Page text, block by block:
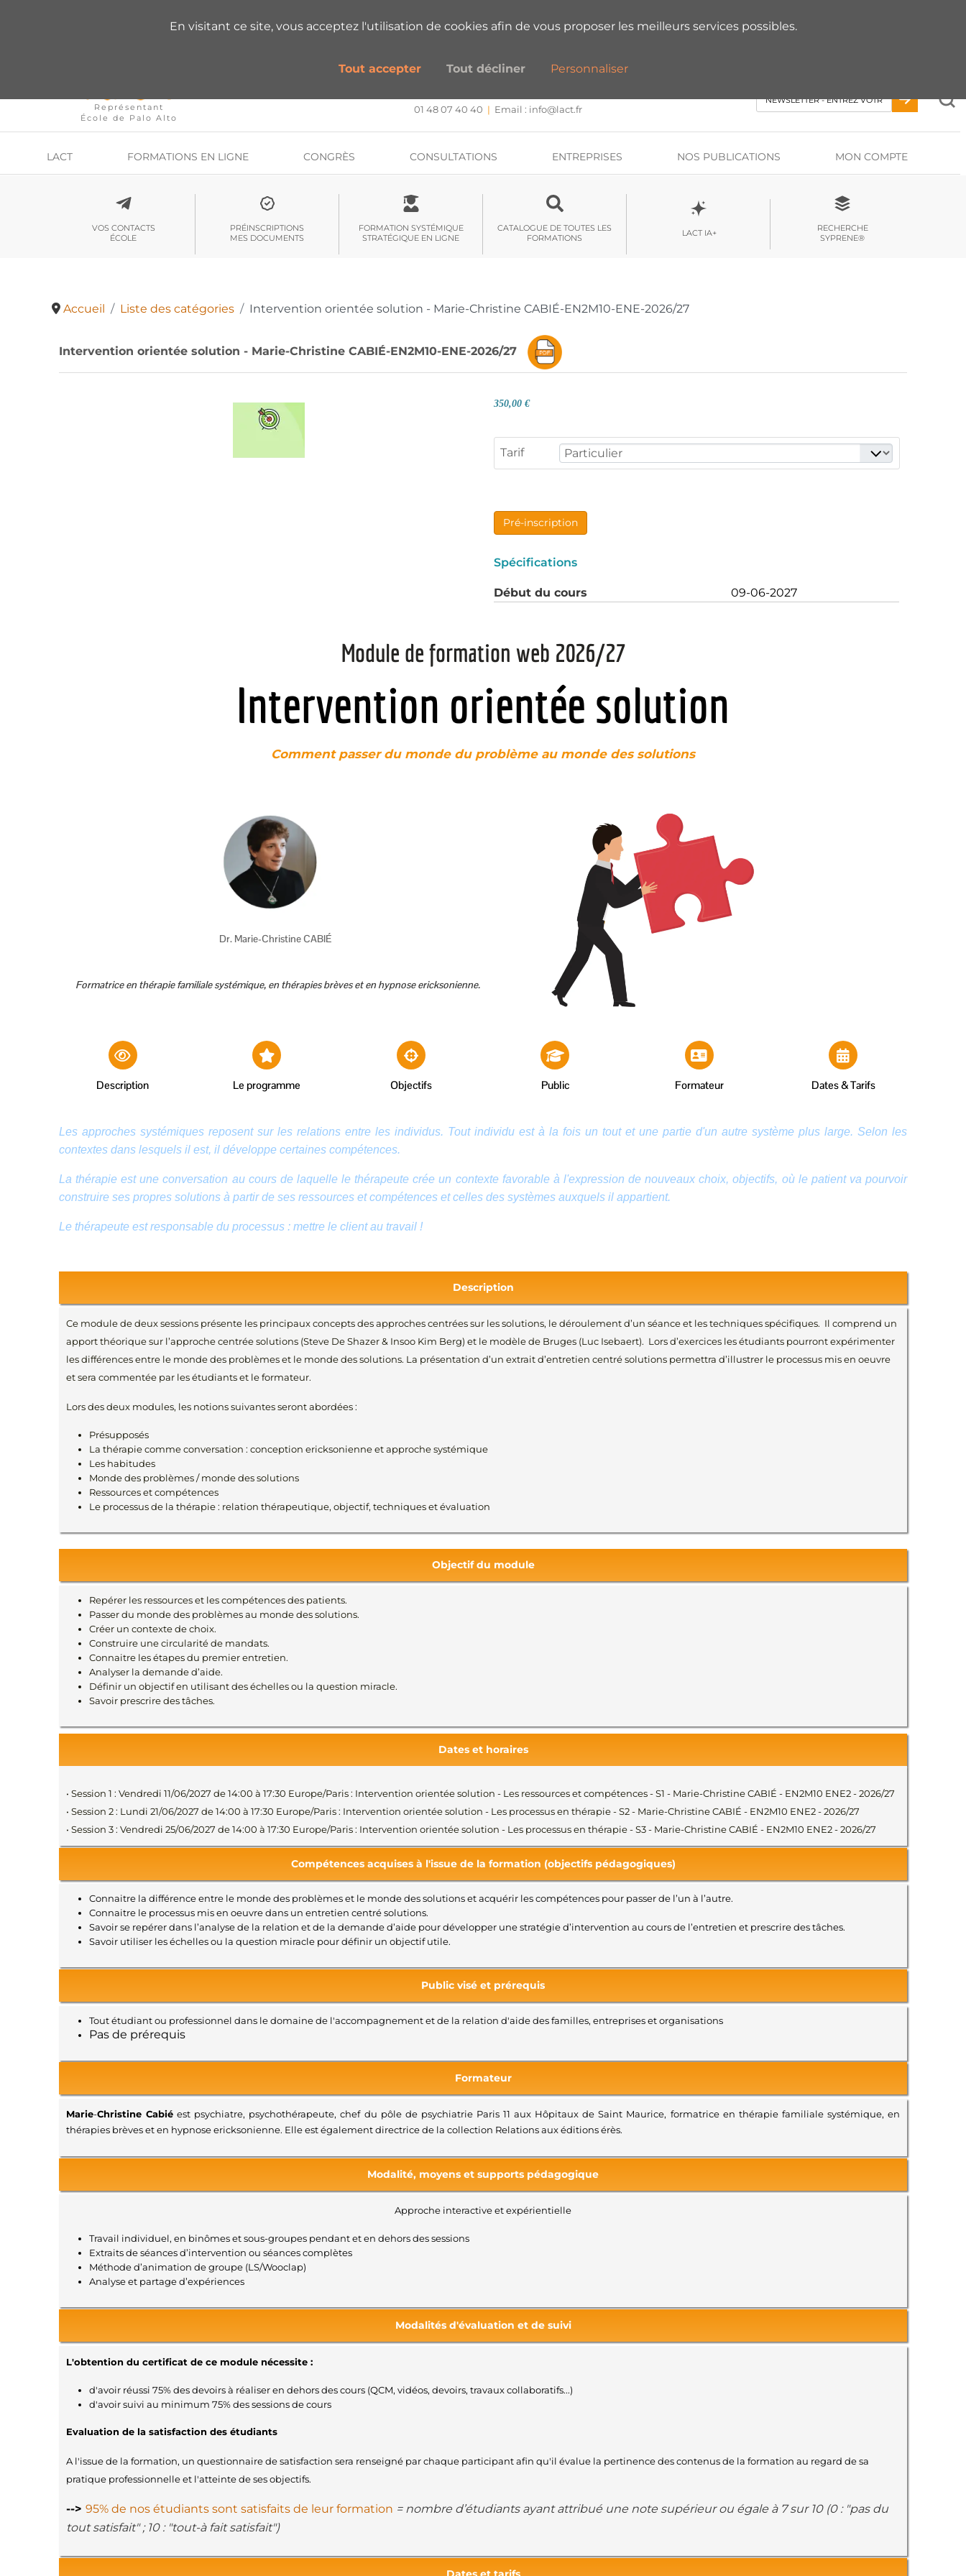
Représentant
École de Palo Alto
CENTRE DE FORMATION, INTERVENTION ET RECHERCHE
01 48 07 40 40 | Email : info@lact.fr
VOUS AVEZ DES QUESTIONS SUR NOS FORMATIONS ? PRENEZ RDV AVEC UN EXPERT
LACT FORMATIONS EN LIGNE CONGRÈS CONSULTATIONS ENTREPRISES NOS PUBLICATIONS MON COMPTE
VOS CONTACTS
ÉCOLE
PRÉINSCRIPTIONS
MES DOCUMENTS
FORMATION SYSTÉMIQUE
STRATÉGIQUE EN LIGNE
CATALOGUE DE TOUTES LES
FORMATIONS
LACT IA+
RECHERCHE
SYPRENE®
Accueil Liste des catégories Intervention orientée solution - Marie-Christine CABIÉ-EN2M10-ENE-2026/27
Intervention orientée solution - Marie-Christine CABIÉ-EN2M10-ENE-2026/27
350,00 €
Tarif
Pré-inscription
Spécifications
Début du cours 09-06-2027
Module de formation web 2026/27
Intervention orientée solution
Comment passer du monde du problème au monde des solutions
Dr. Marie-Christine CABIÉ
Formatrice en thérapie familiale systémique, en thérapies brèves et en hypnose ericksonienne.
Description Le programme Objectifs Public Formateur Dates & Tarifs
Les approches systémiques reposent sur les relations entre les individus. Tout individu est à la fois un tout et une partie d'un autre système plus large. Selon les
contextes dans lesquels il est, il développe certaines compétences.
La thérapie est une conversation au cours de laquelle le thérapeute crée un contexte favorable à l'expression de nouveaux choix, objectifs, où le patient va pourvoir
construire ses propres solutions à partir de ses ressources et compétences et celles des systèmes auxquels il appartient.
Le thérapeute est responsable du processus : mettre le client au travail !
Description
Ce module de deux sessions présente les principaux concepts des approches centrées sur les solutions, le déroulement d’un séance et les techniques spécifiques. Il comprend un
apport théorique sur l’approche centrée solutions (Steve De Shazer & Insoo Kim Berg) et le modèle de Bruges (Luc Isebaert). Lors d’exercices les étudiants pourront expérimenter
les différences entre le monde des problèmes et le monde des solutions. La présentation d’un extrait d’entretien centré solutions permettra d’illustrer le processus mis en oeuvre
et sera commentée par les étudiants et le formateur.
Lors des deux modules, les notions suivantes seront abordées :
Présupposés
La thérapie comme conversation : conception ericksonienne et approche systémique
Les habitudes
Monde des problèmes / monde des solutions
Ressources et compétences
Le processus de la thérapie : relation thérapeutique, objectif, techniques et évaluation
Objectif du module
Repérer les ressources et les compétences des patients.
Passer du monde des problèmes au monde des solutions.
Créer un contexte de choix.
Construire une circularité de mandats.
Connaitre les étapes du premier entretien.
Analyser la demande d’aide.
Définir un objectif en utilisant des échelles ou la question miracle.
Savoir prescrire des tâches.
Dates et horaires
• Session 1 : Vendredi 11/06/2027 de 14:00 à 17:30 Europe/Paris : Intervention orientée solution - Les ressources et compétences - S1 - Marie-Christine CABIÉ - EN2M10 ENE2 - 2026/27
• Session 2 : Lundi 21/06/2027 de 14:00 à 17:30 Europe/Paris : Intervention orientée solution - Les processus en thérapie - S2 - Marie-Christine CABIÉ - EN2M10 ENE2 - 2026/27
• Session 3 : Vendredi 25/06/2027 de 14:00 à 17:30 Europe/Paris : Intervention orientée solution - Les processus en thérapie - S3 - Marie-Christine CABIÉ - EN2M10 ENE2 - 2026/27
Compétences acquises à l'issue de la formation (objectifs pédagogiques)
Connaitre la différence entre le monde des problèmes et le monde des solutions et acquérir les compétences pour passer de l’un à l’autre.
Connaitre le processus mis en oeuvre dans un entretien centré solutions.
Savoir se repérer dans l’analyse de la relation et de la demande d’aide pour développer une stratégie d’intervention au cours de l’entretien et prescrire des tâches.
Savoir utiliser les échelles ou la question miracle pour définir un objectif utile.
Public visé et prérequis
Tout étudiant ou professionnel dans le domaine de l'accompagnement et de la relation d'aide des familles, entreprises et organisations
Pas de prérequis
Formateur
Marie-Christine Cabié est psychiatre, psychothérapeute, chef du pôle de psychiatrie Paris 11 aux Hôpitaux de Saint Maurice, formatrice en thérapie familiale systémique, en
thérapies brèves et en hypnose ericksonienne. Elle est également directrice de la collection Relations aux éditions érès.
Modalité, moyens et supports pédagogique
Approche interactive et expérientielle
Travail individuel, en binômes et sous-groupes pendant et en dehors des sessions
Extraits de séances d’intervention ou séances complètes
Méthode d’animation de groupe (LS/Wooclap)
Analyse et partage d’expériences
Modalités d'évaluation et de suivi
L'obtention du certificat de ce module nécessite :
d'avoir réussi 75% des devoirs à réaliser en dehors des cours (QCM, vidéos, devoirs, travaux collaboratifs...)
d'avoir suivi au minimum 75% des sessions de cours
Evaluation de la satisfaction des étudiants
A l'issue de la formation, un questionnaire de satisfaction sera renseigné par chaque participant afin qu'il évalue la pertinence des contenus de la formation au regard de sa
pratique professionnelle et l'atteinte de ses objectifs.
--> 95% de nos étudiants sont satisfaits de leur formation = nombre d’étudiants ayant attribué une note supérieur ou égale à 7 sur 10 (0 : "pas du
tout satisfait" ; 10 : "tout-à fait satisfait")
En visitant ce site, vous acceptez l'utilisation de cookies afin de vous proposer les meilleurs services possibles.
Tout accepter Tout décliner Personnaliser